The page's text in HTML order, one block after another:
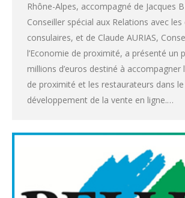
Rhône-Alpes, accompagné de Jacques
Conseiller spécial aux Relations avec
consulaires, et de Claude AURIAS,
l’Economie de proximité, a présenté un
millions d’euros destiné à accompagner
de proximité et les restaurateurs dans le
développement de la vente en ligne.…